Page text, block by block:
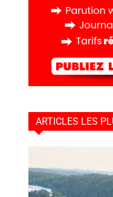
ARTICLES LES